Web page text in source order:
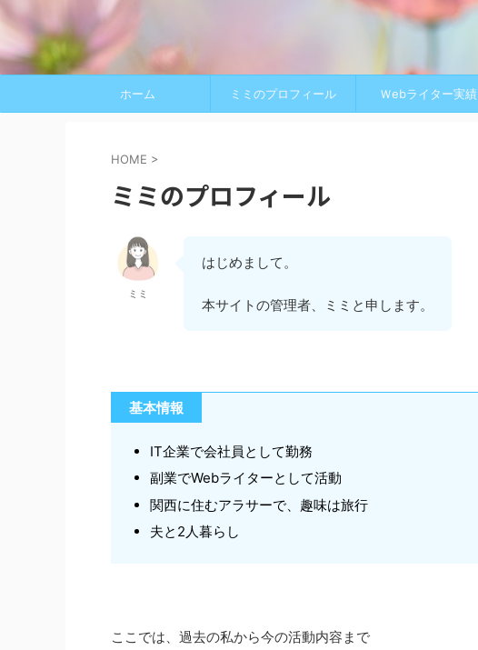
ホーム ミミのプロフィール Ｗebライター実績
HOME >
ミミのプロフィール
ミミ
はじめまして。
本サイトの管理者、ミミと申します。
基本情報
IT企業で会社員として勤務
副業でWebライターとして活動
関西に住むアラサーで、趣味は旅行
夫と2人暮らし
ここでは、過去の私から今の活動内容まで